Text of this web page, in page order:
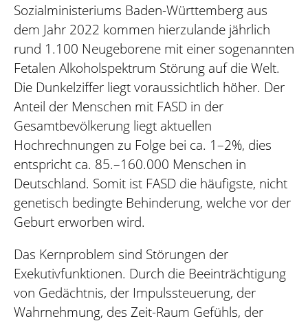
Sozialministeriums Baden-Württemberg aus
dem Jahr 2022 kommen hierzulande jährlich
rund 1.100 Neugeborene mit einer sogenannten
Fetalen Alkoholspektrum Störung auf die Welt.
Die Dunkelziffer liegt voraussichtlich höher. Der
Anteil der Menschen mit FASD in der
Gesamtbevölkerung liegt aktuellen
Hochrechnungen zu Folge bei ca. 1–2%, dies
entspricht ca. 85.–160.000 Menschen in
Deutschland. Somit ist FASD die häufigste, nicht
genetisch bedingte Behinderung, welche vor der
Geburt erworben wird.
Das Kernproblem sind Störungen der
Exekutivfunktionen. Durch die Beeinträchtigung
von Gedächtnis, der Impulssteuerung, der
Wahrnehmung, des Zeit-Raum Gefühls, der